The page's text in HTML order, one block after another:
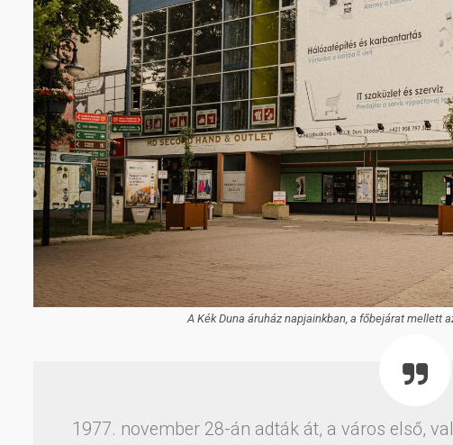
A Kék Duna áruház napjainkban, a főbejárat mellett
1977. november 28-án adták át, a város első,